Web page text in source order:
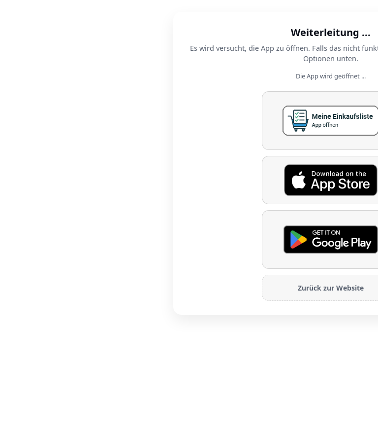
Weiterleitung ...
Es wird versucht, die App zu öffnen. Falls das nicht
Optionen unten.
Die App wird geöffnet ...
Zurück zur Website